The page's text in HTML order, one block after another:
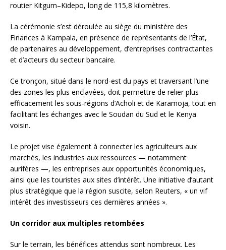
routier Kitgum–Kidepo, long de 115,8 kilomètres.
La cérémonie s’est déroulée au siège du ministère des
Finances à Kampala, en présence de représentants de l’État,
de partenaires au développement, d’entreprises contractantes
et d’acteurs du secteur bancaire.
Ce tronçon, situé dans le nord-est du pays et traversant l’une
des zones les plus enclavées, doit permettre de relier plus
efficacement les sous-régions d’Acholi et de Karamoja, tout en
facilitant les échanges avec le Soudan du Sud et le Kenya
voisin.
Le projet vise également à connecter les agriculteurs aux
marchés, les industries aux ressources — notamment
aurifères —, les entreprises aux opportunités économiques,
ainsi que les touristes aux sites d’intérêt. Une initiative d’autant
plus stratégique que la région suscite, selon Reuters, « un vif
intérêt des investisseurs ces dernières années ».
Un corridor aux multiples retombées
Sur le terrain, les bénéfices attendus sont nombreux. Les